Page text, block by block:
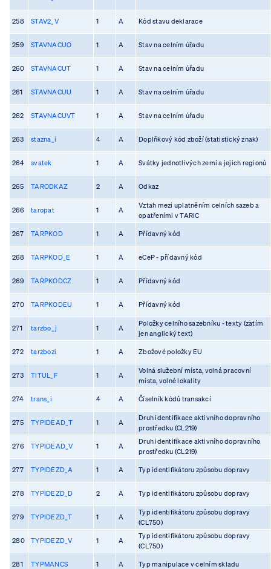
258 STAV2_V 1 A Kód stavu deklarace
259 STAVNACUO 1 A Stav na celním úřadu
260 STAVNACUT 1 A Stav na celním úřadu
261 STAVNACUU 1 A Stav na celním úřadu
262 STAVNACUVT 1 A Stav na celním úřadu
263 stazna_i 4 A Doplňkový kód zboží (statistický znak)
264 svatek 1 A Svátky jednotlivých zemí a jejich regionů
265 TARODKAZ 2 A Odkaz
266 taropat 1 A
Vztah mezi uplatněním celních sazeb a
opatřeními v TARIC
267 TARPKOD 1 A Přídavný kód
268 TARPKOD_E 1 A eCeP - přídavný kód
269 TARPKODCZ 1 A Přídavný kód
270 TARPKODEU 1 A Přídavný kód
271 tarzbo_j 1 A
Položky celního sazebníku - texty (zatím
jen anglický text)
272 tarzbozi 1 A Zbožové položky EU
273 TITUL_F 1 A
Volná služební místa, volná pracovní
místa, volné lokality
274 trans_i 4 A Číselník kódů transakcí
275 TYPIDEAD_T 1 A
Druh identifikace aktivního dopravního
prostředku (CL219)
276 TYPIDEAD_V 1 A
Druh identifikace aktivního dopravního
prostředku (CL219)
277 TYPIDEZD_A 1 A Typ identifikátoru způsobu dopravy
278 TYPIDEZD_D 2 A Typ identifikátoru způsobu dopravy
279 TYPIDEZD_T 1 A
Typ identifikátoru způsobu dopravy
(CL750)
280 TYPIDEZD_V 1 A
Typ identifikátoru způsobu dopravy
(CL750)
281 TYPMANCS 1 A Typ manipulace v celním skladu